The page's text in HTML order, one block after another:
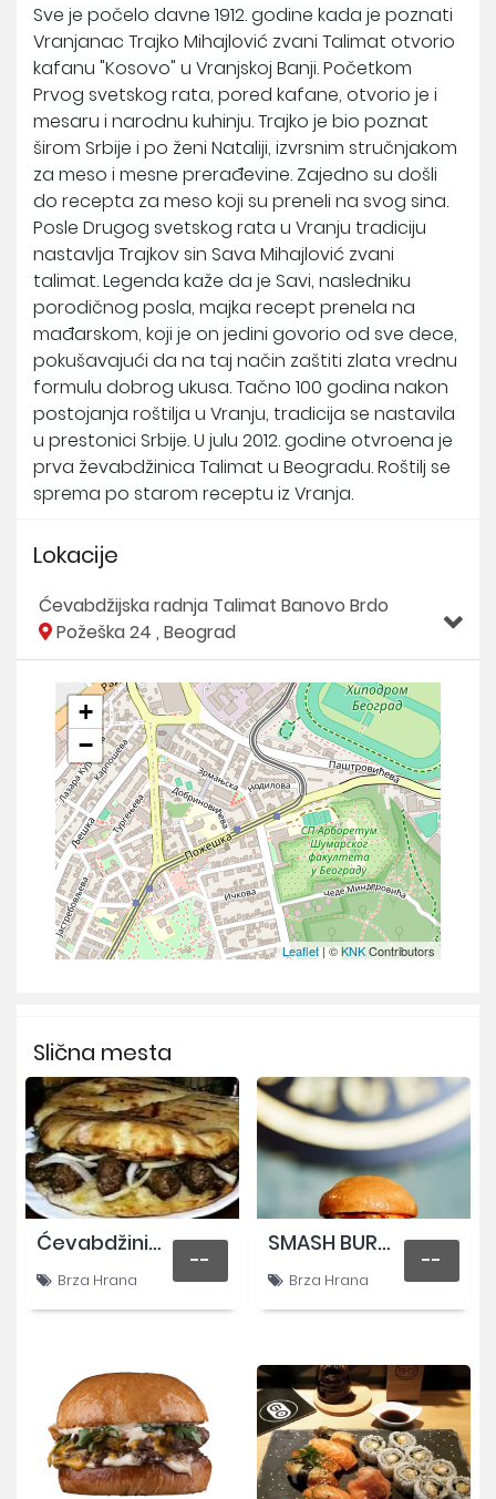
Sve je počelo davne 1912. godine kada je poznati
Vranjanac Trajko Mihajlović zvani Talimat otvorio
kafanu "Kosovo" u Vranjskoj Banji. Početkom
Prvog svetskog rata, pored kafane, otvorio je i
mesaru i narodnu kuhinju. Trajko je bio poznat
širom Srbije i po ženi Nataliji, izvrsnim stručnjakom
za meso i mesne prerađevine. Zajedno su došli
do recepta za meso koji su preneli na svog sina.
Posle Drugog svetskog rata u Vranju tradiciju
nastavlja Trajkov sin Sava Mihajlović zvani
talimat. Legenda kaže da je Savi, nasledniku
porodičnog posla, majka recept prenela na
mađarskom, koji je on jedini govorio od sve dece,
pokušavajući da na taj način zaštiti zlata vrednu
formulu dobrog ukusa. Tačno 100 godina nakon
postojanja roštilja u Vranju, tradicija se nastavila
u prestonici Srbije. U julu 2012. godine otvroena je
prva ževabdžinica Talimat u Beogradu. Roštilj se
sprema po starom receptu iz Vranja.
Lokacije
Ćevabdžijska radnja Talimat Banovo Brdo
Požeška 24 , Beograd
+
−
Leaflet| ©KNKContributors
Slična mesta
Ćevabdžinica Kastel
Brza Hrana
--
SMASH BURGERS Banovo brdo
Brza Hrana
--